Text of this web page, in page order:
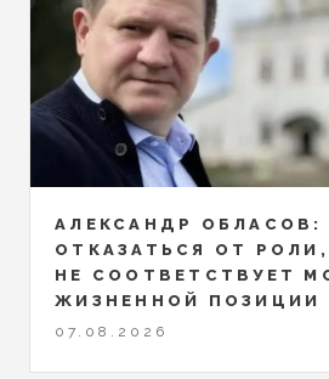
АЛЕКСАНДР ОБЛАСОВ:
ОТКАЗАТЬСЯ ОТ
НЕ СООТВЕТСТВУЕТ
ЖИЗНЕННОЙ ПОЗИЦИИ
07.08.2026